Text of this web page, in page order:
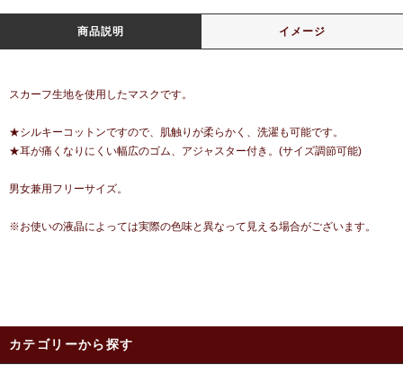
商品説明 イメージ
スカーフ生地を使用したマスクです。
★シルキーコットンですので、肌触りが柔らかく、洗濯も可能です。
★耳が痛くなりにくい幅広のゴム、アジャスター付き。(サイズ調節可能)
男女兼用フリーサイズ。
※お使いの液晶によっては実際の色味と異なって見える場合がございます。
カテゴリーから探す